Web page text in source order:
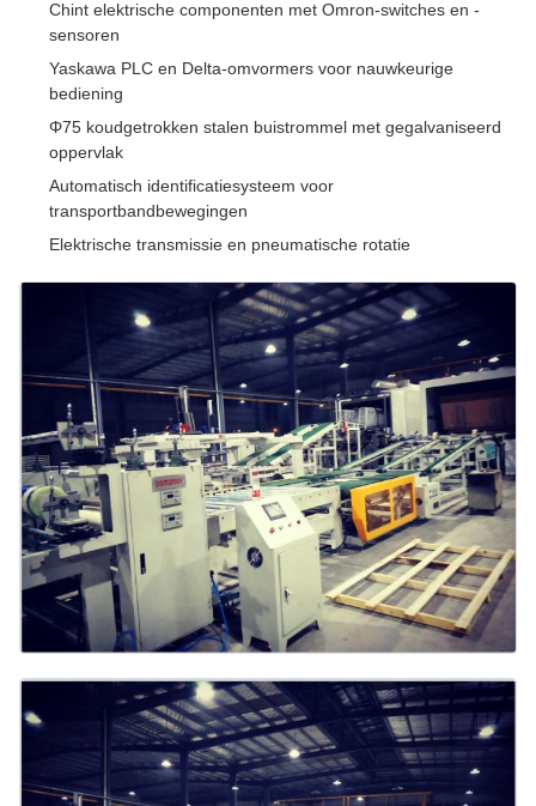
Chint elektrische componenten met Omron-switches en -
sensoren
Yaskawa PLC en Delta-omvormers voor nauwkeurige
bediening
Φ75 koudgetrokken stalen buistrommel met gegalvaniseerd
oppervlak
Automatisch identificatiesysteem voor
transportbandbewegingen
Elektrische transmissie en pneumatische rotatie